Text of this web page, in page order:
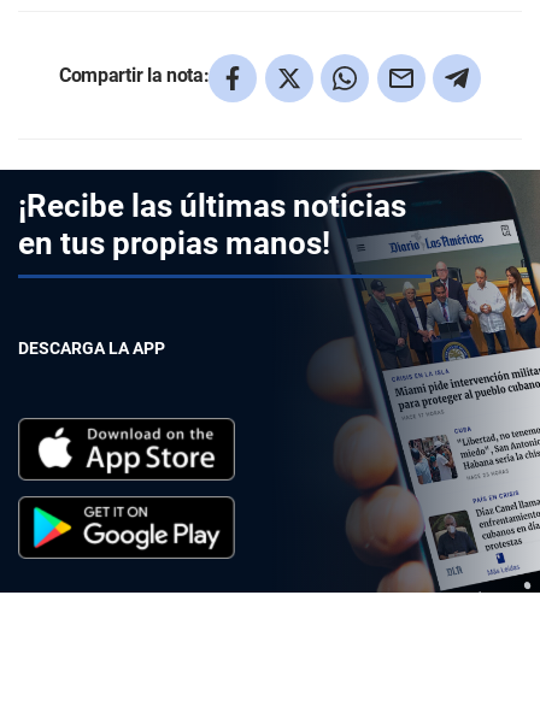
Compartir la nota:
¡Recibe las últimas noticias
en tus propias manos!
DESCARGA LA APP